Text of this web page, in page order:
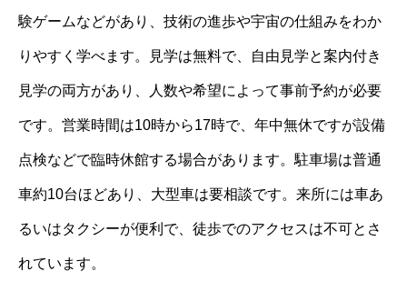
験ゲームなどがあり、技術の進歩や宇宙の仕組みをわか
りやすく学べます。見学は無料で、自由見学と案内付き
見学の両方があり、人数や希望によって事前予約が必要
です。営業時間は10時から17時で、年中無休ですが設備
点検などで臨時休館する場合があります。駐車場は普通
車約10台ほどあり、大型車は要相談です。来所には車あ
るいはタクシーが便利で、徒歩でのアクセスは不可とさ
れています。